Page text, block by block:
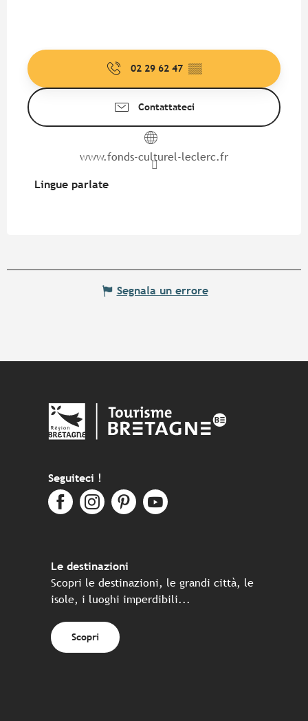
02 29 62 47 ▒▒
Contattateci
www.fonds-culturel-leclerc.fr
Lingue parlate
Lingue parlate
Segnala un errore
Seguiteci !
Le destinazioni
Scopri le destinazioni, le grandi città, le
isole, i luoghi imperdibili...
Scopri